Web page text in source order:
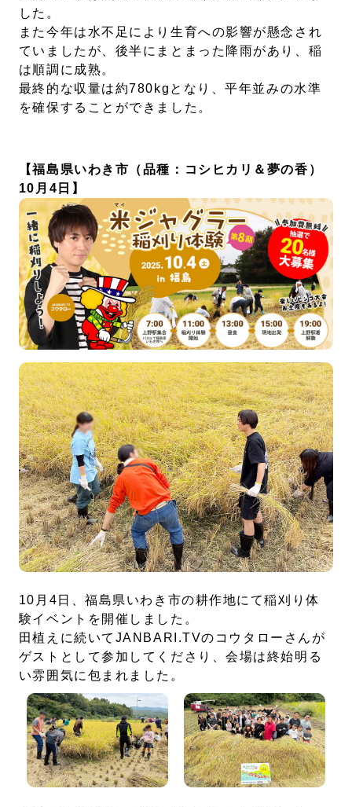
株式会社キタック販売
北電子製品販売ネットワーク
採用情報
企業活動
SDGs
設定
左側メニュー
した。
また今年は水不足により生育への影響が懸念され
ていましたが、後半にまとまった降雨があり、稲
は順調に成熟。
最終的な収量は約780kgとなり、平年並みの水準
を確保することができました。
【福島県いわき市（品種：コシヒカリ＆夢の香）
10月4日】
10月4日、福島県いわき市の耕作地にて稲刈り体
験イベントを開催しました。
田植えに続いてJANBARI.TVのコウタローさんが
ゲストとして参加してくださり、会場は終始明る
い雰囲気に包まれました。